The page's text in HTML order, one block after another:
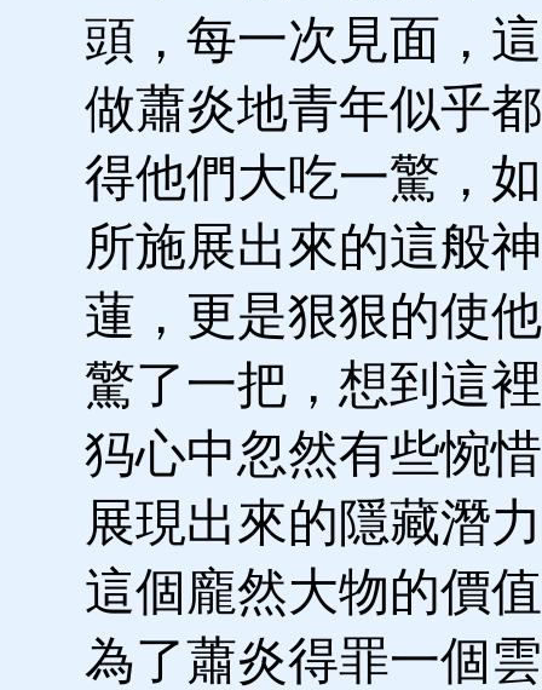
頭，每一次見面，
做蕭炎地青年似乎
得他們大吃一驚，
所施展出來的這般
蓮，更是狠狠的使
驚了一把，想到這
犸心中忽然有些惋
展現出來的隱藏潛
這個龐然大物的價
為了蕭炎得罪一個